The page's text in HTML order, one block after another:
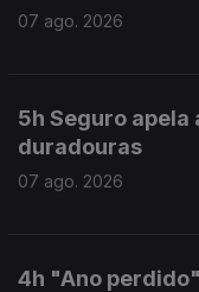
07 ago. 2026
5h Seguro
duradouras
07 ago. 2026
4h "Ano